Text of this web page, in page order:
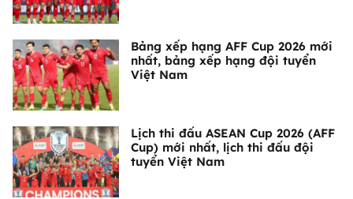
Bảng xếp hạng AFF Cup 2026 mới
nhất, bảng xếp hạng đội tuyển
Việt Nam
Lịch thi đấu ASEAN Cup 2026 (AFF
Cup) mới nhất, lịch thi đấu đội
tuyển Việt Nam